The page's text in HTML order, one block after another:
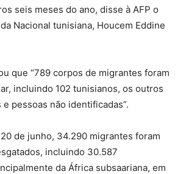
seis meses do ano, disse à AFP o
Nacional tunisiana, Houcem Eddine
que “789 corpos de migrantes foram
incluindo 102 tunisianos, os outros
pessoas não identificadas”.
de junho, 34.290 migrantes foram
incluindo 30.587
da África subsaariana, em